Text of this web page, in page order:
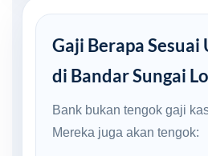
Gaji Berapa
di Bandar Sungai
Bank bukan tengok gaji
Mereka juga akan tengok: